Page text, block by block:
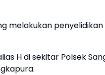
melakukan
H di sekitar Polsek